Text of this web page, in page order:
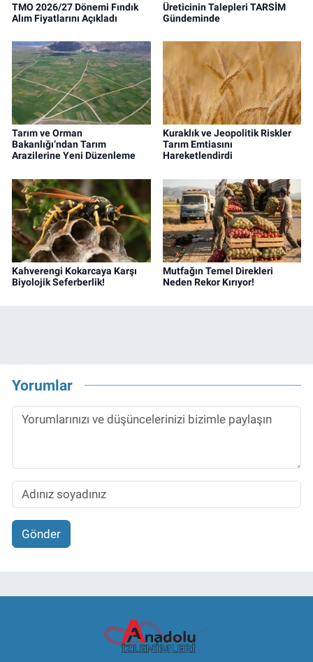
TMO 2026/27 Dönemi Fındık
Alım Fiyatlarını Açıkladı
Üreticinin Talepleri TARSİM
Gündeminde
Tarım ve Orman
Bakanlığı’ndan Tarım
Arazilerine Yeni Düzenleme
Kuraklık ve Jeopolitik Riskler
Tarım Emtiasını
Hareketlendirdi
Kahverengi Kokarcaya Karşı
Biyolojik Seferberlik!
Mutfağın Temel Direkleri
Neden Rekor Kırıyor!
Yorumlar
Gönder